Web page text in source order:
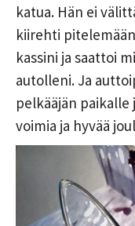
katua. Hän ei
kiirehti
kassini ja saattoi
autolleni. Ja
pelkääjän
voimia ja hyvää